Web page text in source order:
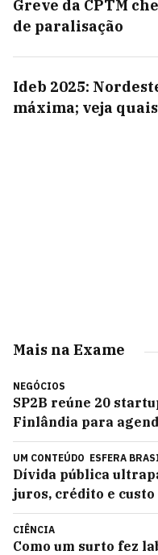
Greve da CPTM
de paralisação
Ideb 2025:
máxima; veja quais
Mais na Exame
NEGÓCIOS
SP2B reúne 20
Finlândia para
UM CONTEÚDO ESFERA
Dívida pública
juros, crédito e custo
CIÊNCIA
Como um surto fez